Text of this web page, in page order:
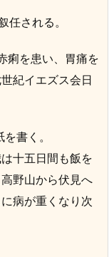
任される。
痢を患い、胃痛を
紀イエズス会日
書く。
十五日間も飯を
野山から伏見へ
病が重くなり次